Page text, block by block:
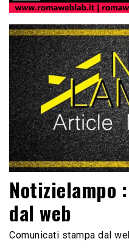
Notizielampo
dal web
Comunicati stampa dal